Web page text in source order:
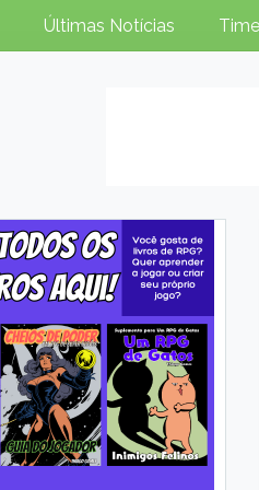
Últimas Notícias